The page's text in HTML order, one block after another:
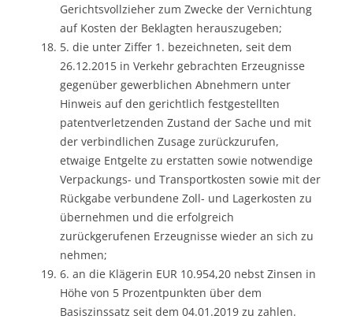
Gerichtsvollzieher zum Zwecke der Vernichtung
auf Kosten der Beklagten herauszugeben;
5. die unter Ziffer 1. bezeichneten, seit dem
26.12.2015 in Verkehr gebrachten Erzeugnisse
gegenüber gewerblichen Abnehmern unter
Hinweis auf den gerichtlich festgestellten
patentverletzenden Zustand der Sache und mit
der verbindlichen Zusage zurückzurufen,
etwaige Entgelte zu erstatten sowie notwendige
Verpackungs- und Transportkosten sowie mit der
Rückgabe verbundene Zoll- und Lagerkosten zu
übernehmen und die erfolgreich
zurückgerufenen Erzeugnisse wieder an sich zu
nehmen;
6. an die Klägerin EUR 10.954,20 nebst Zinsen in
Höhe von 5 Prozentpunkten über dem
Basiszinssatz seit dem 04.01.2019 zu zahlen.